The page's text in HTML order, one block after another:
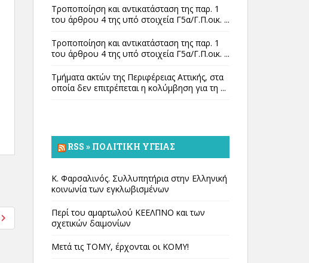
Τροποποίηση και αντικατάσταση της παρ. 1
του άρθρου 4 της υπό στοιχεία Γ5α/Γ.Π.οικ. ...
Τροποποίηση και αντικατάσταση της παρ. 1
του άρθρου 4 της υπό στοιχεία Γ5α/Γ.Π.οικ. ...
Τμήματα ακτών της Περιφέρειας Αττικής, στα
οποία δεν επιτρέπεται η κολύμβηση για τη ...
RSS » ΠΟΛΙΤΙΚΉ ΥΓΕΊΑΣ
Κ. Φαρσαλινός. Συλλυπητήρια στην Ελληνική
κοινωνία των εγκλωβισμένων
Περί του αμαρτωλού ΚΕΕΛΠΝΟ και των
σχετικών δαιμονίων
Μετά τις ΤΟΜΥ, έρχονται οι ΚΟΜΥ!